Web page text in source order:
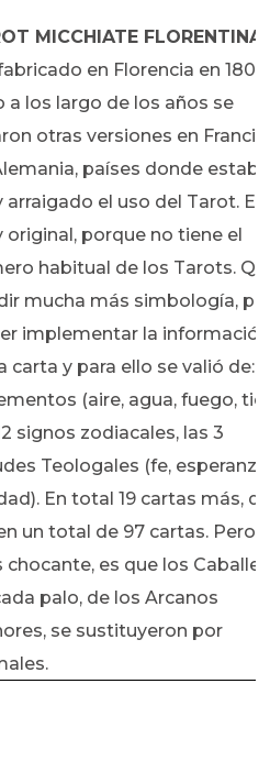
MICCHIATE
en Florencia en 1804,
a los largo de los años se
otras versiones en Francia
países donde estaba
arraigado el uso del Tarot. Es
original, porque no tiene el
habitual de los Tarots.
mucha más simbología,
implementar la
carta y para ello se valió de:
(aire, agua, fuego,
signos zodiacales, las 3
Teologales (fe, esperanza
En total 19 cartas más,
un total de 97 cartas. Pero
chocante, es que los
palo, de los Arcanos
se sustituyeron por